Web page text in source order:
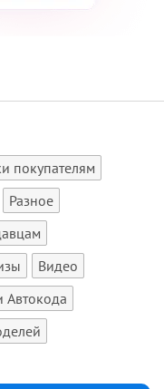
покупателям
Разное
Видео
Автокода